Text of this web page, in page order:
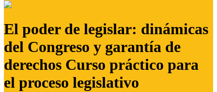
El poder de legislar: dinámicas
del Congreso y garantía de
derechos Curso práctico para
el proceso legislativo